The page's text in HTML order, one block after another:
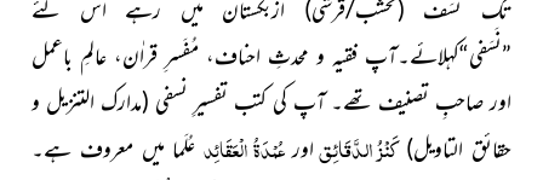
تک نَسَف (نخشب/قرشی) ازبکستان میں رہے اس لئے
”نَسَفی“کہلائے۔آپ فقیہ و محدثِ احناف، مُفَسرِ قراٰن، عالمِ باعمل
اور صاحبِ تصنیف تھے۔ آپ کی کتب تفسیرِ نسفی (مدارک التنزیل و
حقائق التاویل)كَنْزُ الدَّقَائِقاورعُمْدَةُ الْعَقَائِد عُلَما میں معروف ہے۔